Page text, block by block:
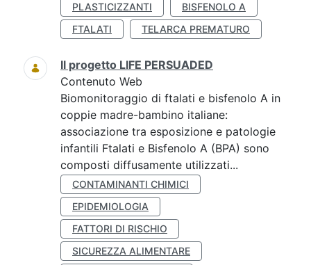
PLASTICIZZANTI
BISFENOLO A
FTALATI
TELARCA PREMATURO
Il progetto LIFE PERSUADED
Contenuto Web
Biomonitoraggio di ftalati e bisfenolo A in
coppie madre-bambino italiane:
associazione tra esposizione e patologie
infantili Ftalati e Bisfenolo A (BPA) sono
composti diffusamente utilizzati...
CONTAMINANTI CHIMICI
EPIDEMIOLOGIA
FATTORI DI RISCHIO
SICUREZZA ALIMENTARE